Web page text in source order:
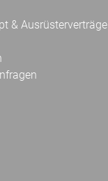
& Ausrüsterverträge